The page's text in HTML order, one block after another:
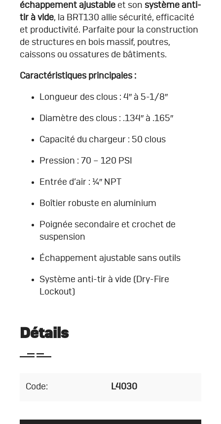
échappement ajustable et son système anti-
tir à vide, la BRT130 allie sécurité, efficacité
et productivité. Parfaite pour la construction
de structures en bois massif, poutres,
caissons ou ossatures de bâtiments.
Caractéristiques principales :
Longueur des clous : 4″ à 5-1/8″
Diamètre des clous : .134″ à .165″
Capacité du chargeur : 50 clous
Pression : 70 – 120 PSI
Entrée d’air : ¼″ NPT
Boîtier robuste en aluminium
Poignée secondaire et crochet de
suspension
Échappement ajustable sans outils
Système anti-tir à vide (Dry-Fire
Lockout)
Détails
Code: L4030